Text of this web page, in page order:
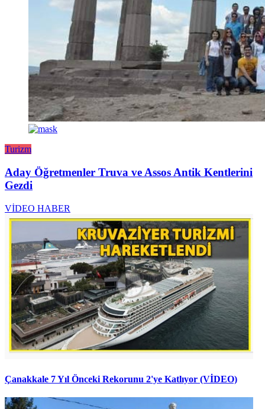
Turizm
Aday Öğretmenler Truva ve Assos Antik Kentlerini
Gezdi
VİDEO HABER
Çanakkale 7 Yıl Önceki Rekorunu 2'ye Katlıyor (VİDEO)